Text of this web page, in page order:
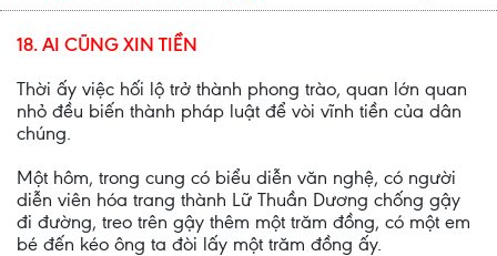
18. AI CŨNG XIN TIỀN
Thời ấy việc hối lộ trở thành phong trào, quan lớn quan
nhỏ đều biến thành pháp luật để vòi vĩnh tiền của dân
chúng.
Một hôm, trong cung có biểu diễn văn nghệ, có người
diễn viên hóa trang thành Lữ Thuần Dương chống gậy
đi đường, treo trên gậy thêm một trăm đồng, có một em
bé đến kéo ông ta đòi lấy một trăm đồng ấy.